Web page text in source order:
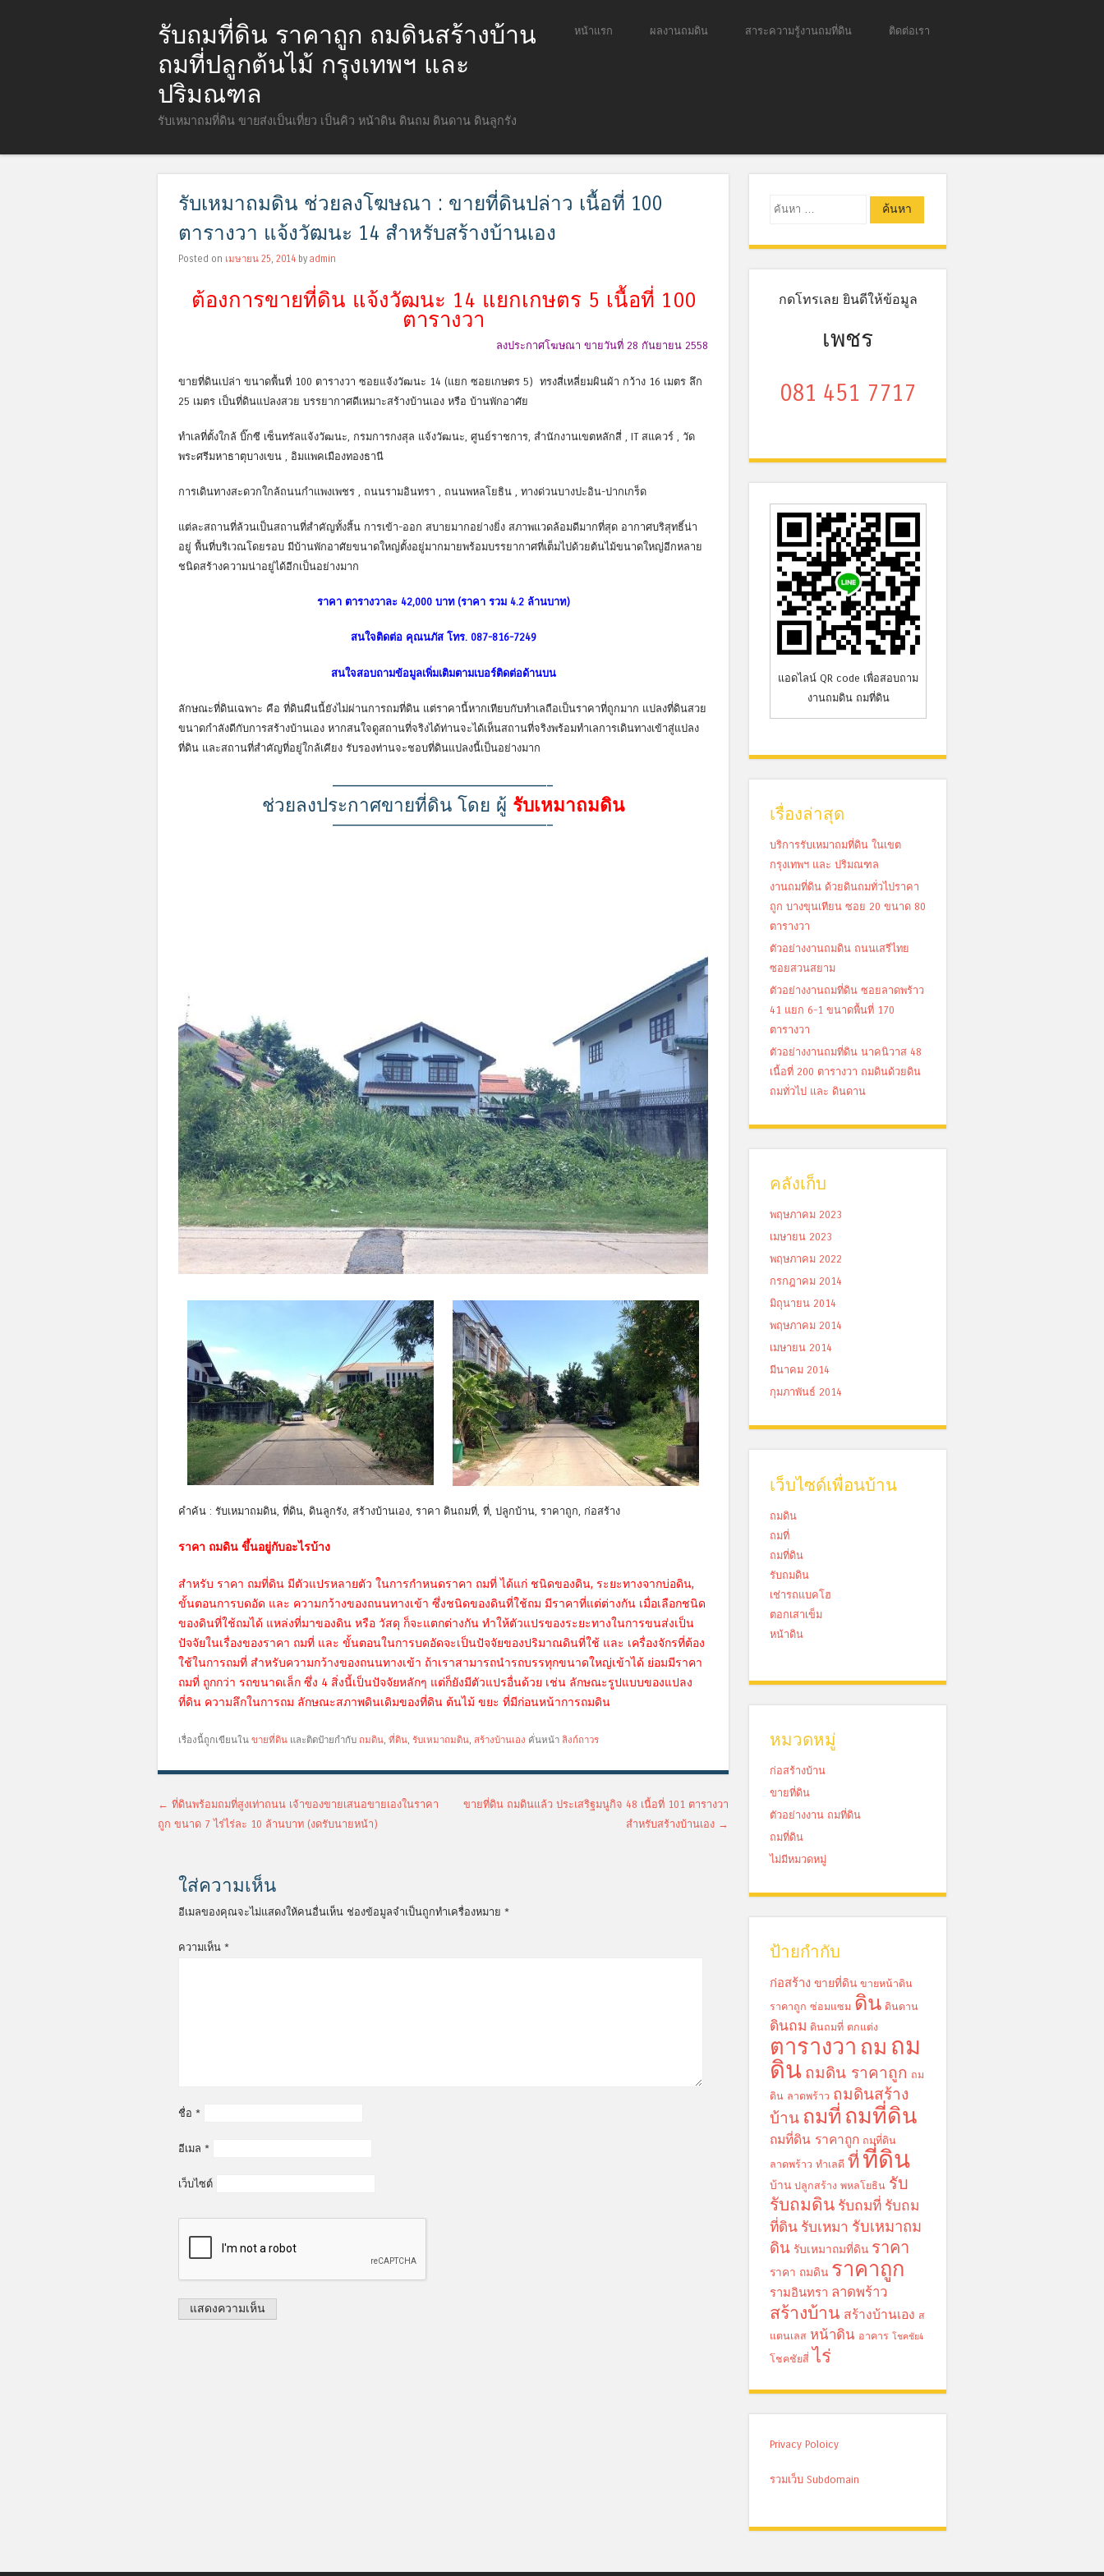
รับถมที่ดิน ราคาถูก ถมดินสร้างบ้าน
ถมที่ปลูกต้นไม้ กรุงเทพฯ และ
ปริมณฑล
รับเหมาถมที่ดิน ขายส่งเป็นเที่ยว เป็นคิว หน้าดิน ดินถม ดินดาน ดินลูกรัง
ข้ามไปยังเนื้อหา
หน้าแรก ผลงานถมดิน สาระความรู้งานถมที่ดิน ติดต่อเรา
รับเหมาถมดิน ช่วยลงโฆษณา : ขายที่ดินปล่าว เนื้อที่ 100
ตารางวา แจ้งวัฒนะ 14 สำหรับสร้างบ้านเอง
Posted on เมษายน 25, 2014 by admin
ต้องการขายที่ดิน แจ้งวัฒนะ 14 แยกเกษตร 5 เนื้อที่ 100
ตารางวา
ลงประกาศโฆษณา ขายวันที่ 28 กันยายน 2558
ขายที่ดินเปล่า ขนาดพื้นที่ 100 ตารางวา ซอยแจ้งวัฒนะ 14 (แยก ซอยเกษตร 5) ทรงสี่เหลี่ยมผินผ้า กว้าง 16 เมตร ลึก
25 เมตร เป็นที่ดินแปลงสวย บรรยากาศดีเหมาะสร้างบ้านเอง หรือ บ้านพักอาศัย
ทำเลที่ตั้งใกล้ บิ๊กซี เซ็นทรัลแจ้งวัฒนะ, กรมการกงสุล แจ้งวัฒนะ, ศูนย์ราชการ, สำนักงานเขตหลักสี่ , IT สแควร์ , วัด
พระศรีมหาธาตุบางเขน , อิมแพคเมืองทองธานี
การเดินทางสะดวกใกล้ถนนกำแพงเพชร , ถนนรามอินทรา , ถนนพหลโยธิน , ทางด่วนบางปะอิน-ปากเกร็ด
แต่ละสถานที่ล้วนเป็นสถานที่สำคัญทั้งสิ้น การเข้า-ออก สบายมากอย่างยิ่ง สภาพแวดล้อมดีมากที่สุด อากาศบริสุทธิ์น่า
อยู่ พื้นที่บริเวณโดยรอบ มีบ้านพักอาศัยขนาดใหญ่ตั้งอยู่มากมายพร้อมบรรยากาศที่เต็มไปด้วยต้นไม้ขนาดใหญ่อีกหลาย
ชนิดสร้างความน่าอยู่ได้อีกเป็นอย่างมาก
ราคา ตารางวาละ 42,000 บาท (ราคา รวม 4.2 ล้านบาท)
สนใจติดต่อ คุณนภัส โทร. 087-816-7249
สนใจสอบถามข้อมูลเพิ่มเติมตามเบอร์ติดต่อด้านบน
ลักษณะที่ดินเฉพาะ คือ ที่ดินผืนนี้ยังไม่ผ่านการถมที่ดิน แต่ราคานี้หากเทียบกับทำเลถือเป็นราคาที่ถูกมาก แปลงที่ดินสวย
ขนาดกำลังดีกับการสร้างบ้านเอง หากสนใจดูสถานที่จริงได้ท่านจะได้เห็นสถานที่จริงพร้อมทำเลการเดินทางเข้าสู่แปลง
ที่ดิน และสถานที่สำคัญที่อยู่ใกล้เคียง รับรองท่านจะชอบที่ดินแปลงนี้เป็นอย่างมาก
————————————————————-
ช่วยลงประกาศขายที่ดิน โดย ผู้ รับเหมาถมดิน
————————————————————-
คำค้น : รับเหมาถมดิน, ที่ดิน, ดินลูกรัง, สร้างบ้านเอง, ราคา ดินถมที่, ที่, ปลูกบ้าน, ราคาถูก, ก่อสร้าง
ราคา ถมดิน ขึ้นอยู่กับอะไรบ้าง
สำหรับ ราคา ถมที่ดิน มีตัวแปรหลายตัว ในการกำหนดราคา ถมที่ ได้แก่ ชนิดของดิน, ระยะทางจากบ่อดิน,
ขั้นตอนการบดอัด และ ความกว้างของถนนทางเข้า ซึ่งชนิดของดินที่ใช้ถม มีราคาที่แต่ต่างกัน เมื่อเลือกชนิด
ของดินที่ใช้ถมได้ แหล่งที่มาของดิน หรือ วัสดุ ก็จะแตกต่างกัน ทำให้ตัวแปรของระยะทางในการขนส่งเป็น
ปัจจัยในเรื่องของราคา ถมที่ และ ขั้นตอนในการบดอัดจะเป็นปัจจัยของปริมาณดินที่ใช้ และ เครื่องจักรที่ต้อง
ใช้ในการถมที่ สำหรับความกว้างของถนนทางเข้า ถ้าเราสามารถนำรถบรรทุกขนาดใหญ่เข้าได้ ย่อมมีราคา
ถมที่ ถูกกว่า รถขนาดเล็ก ซึ่ง 4 สิ่งนี้เป็นปัจจัยหลักๆ แต่ก็ยังมีตัวแปรอื่นด้วย เช่น ลักษณะรูปแบบของแปลง
ที่ดิน ความลึกในการถม ลักษณะสภาพดินเดิมของที่ดิน ต้นไม้ ขยะ ที่มีก่อนหน้าการถมดิน
เรื่องนี้ถูกเขียนใน ขายที่ดิน และติดป้ายกำกับ ถมดิน ที่ดิน รับเหมาถมดิน สร้างบ้านเอง คั่นหน้า ลิงก์ถาวร
เมนูนำทางเรื่อง
← ที่ดินพร้อมถมที่สูงเท่าถนน เจ้าของขายเสนอขายเองในราคา
ถูก ขนาด 7 ไร่ไร่ละ 10 ล้านบาท (งดรับนายหน้า)
ขายที่ดิน ถมดินแล้ว ประเสริฐมนูกิจ 48 เนื้อที่ 101 ตารางวา
สำหรับสร้างบ้านเอง →
ใส่ความเห็น
อีเมลของคุณจะไม่แสดงให้คนอื่นเห็น ช่องข้อมูลจำเป็นถูกทำเครื่องหมาย *
ความเห็น *
ชื่อ *
อีเมล *
เว็บไซต์
ค้นหา
กดโทรเลย ยินดีให้ข้อมูล
เพชร
081 451 7717
แอดไลน์ QR code เพื่อสอบถาม
งานถมดิน ถมที่ดิน
เรื่องล่าสุด
บริการรับเหมาถมที่ดิน ในเขต
กรุงเทพฯ และ ปริมณฑล
งานถมที่ดิน ด้วยดินถมทั่วไปราคา
ถูก บางขุนเทียน ซอย 20 ขนาด 80
ตารางวา
ตัวอย่างงานถมดิน ถนนเสรีไทย
ซอยสวนสยาม
ตัวอย่างงานถมที่ดิน ซอยลาดพร้าว
41 แยก 6-1 ขนาดพื้นที่ 170
ตารางวา
ตัวอย่างงานถมที่ดิน นาคนิวาส 48
เนื้อที่ 200 ตารางวา ถมดินด้วยดิน
ถมทั่วไป และ ดินดาน
คลังเก็บ
พฤษภาคม 2023
เมษายน 2023
พฤษภาคม 2022
กรกฎาคม 2014
มิถุนายน 2014
พฤษภาคม 2014
เมษายน 2014
มีนาคม 2014
กุมภาพันธ์ 2014
เว็บไซด์เพื่อนบ้าน
ถมดิน
ถมที่
ถมที่ดิน
รับถมดิน
เช่ารถแบคโฮ
ตอกเสาเข็ม
หน้าดิน
หมวดหมู่
ก่อสร้างบ้าน
ขายที่ดิน
ตัวอย่างงาน ถมที่ดิน
ถมที่ดิน
ไม่มีหมวดหมู่
ป้ายกำกับ
ก่อสร้าง ขายที่ดิน ขายหน้าดิน
ราคาถูก ซ่อมแซม ดิน ดินดาน
ดินถม ดินถมที่ ตกแต่ง
ตารางวา ถม ถม
ดิน ถมดิน ราคาถูก ถม
ดิน ลาดพร้าว ถมดินสร้าง
บ้าน ถมที่ ถมที่ดิน
ถมที่ดิน ราคาถูก ถมที่ดิน
ลาดพร้าว ทำเลดี ที่ ที่ดิน
บ้าน ปลูกสร้าง พหลโยธิน รับ
รับถมดิน รับถมที่ รับถม
ที่ดิน รับเหมา รับเหมาถม
ดิน รับเหมาถมที่ดิน ราคา
ราคา ถมดิน ราคาถูก
รามอินทรา ลาดพร้าว
สร้างบ้าน สร้างบ้านเอง ส
แตนเลส หน้าดิน อาคาร โชคชัย4
โชคชัยสี่ ไร่
Privacy Poloicy
รวมเว็บ Subdomain